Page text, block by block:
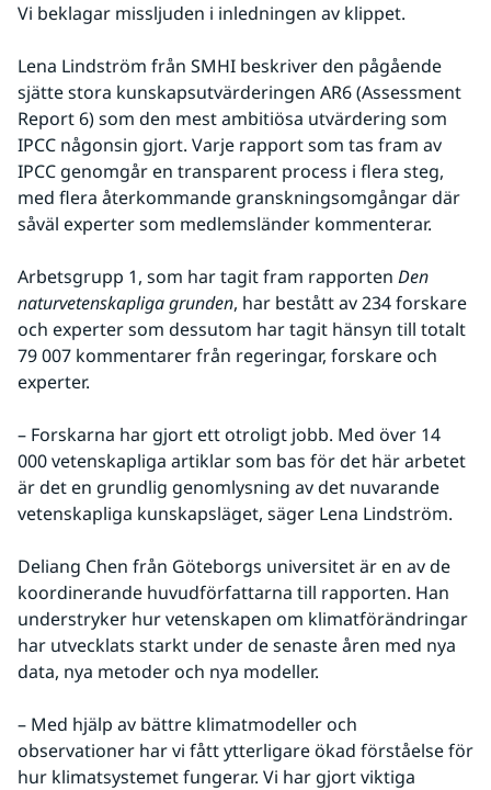
Vi beklagar missljuden i inledningen av klippet.
Lena Lindström från SMHI beskriver den pågående
sjätte stora kunskapsutvärderingen AR6 (Assessment
Report 6) som den mest ambitiösa utvärdering som
IPCC någonsin gjort. Varje rapport som tas fram av
IPCC genomgår en transparent process i flera steg,
med flera återkommande granskningsomgångar där
såväl experter som medlemsländer kommenterar.
Arbetsgrupp 1, som har tagit fram rapporten Den
naturvetenskapliga grunden, har bestått av 234 forskare
och experter som dessutom har tagit hänsyn till totalt
79 007 kommentarer från regeringar, forskare och
experter.
– Forskarna har gjort ett otroligt jobb. Med över 14
000 vetenskapliga artiklar som bas för det här arbetet
är det en grundlig genomlysning av det nuvarande
vetenskapliga kunskapsläget, säger Lena Lindström.
Deliang Chen från Göteborgs universitet är en av de
koordinerande huvudförfattarna till rapporten. Han
understryker hur vetenskapen om klimatförändringar
har utvecklats starkt under de senaste åren med nya
data, nya metoder och nya modeller.
– Med hjälp av bättre klimatmodeller och
observationer har vi fått ytterligare ökad förståelse för
hur klimatsystemet fungerar. Vi har gjort viktiga